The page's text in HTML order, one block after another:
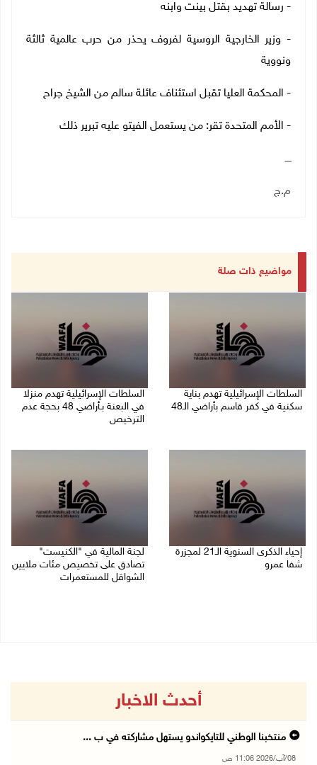
- رسالة تهديد بقتل بينت وابنه
- وزير الخارجية الروسية لفروف يحذر من حرب عالمية ثالثة
ونووية
- المحكمة العليا تقبل استئناف عائلة سالم من الشيخ جراح
- الأمم المتحدة تقر: من يستعمل الفيتو عليه تبرير ذلك
ــــ
م.ج
مواضيع ذات صلة
السلطات الإسرائيلية تهدم بناية
سكنية في كفر قاسم بأراضي الـ48
السلطات الإسرائيلية تهدم منزلا
في البعنة بـأراضي 48 بحجة عدم
الترخيص
إحياء الذكرى السنوية الـ21 لمجزرة
شفا عمرو
لجنة المالية في "الكنيست"
تصادق على تخصيص مئات ملايين
الشواقل للمستعمرات
أحدث الاخبار
منتخبنا الوطني للتايكواندو يستهل مشاركته في ب ...
08/آب/2026 11:06 ص